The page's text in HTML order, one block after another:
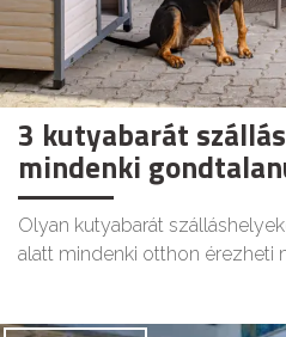
3 kutyabarát
mindenki
Olyan kutyabarát
alatt mindenki otthon érezheti